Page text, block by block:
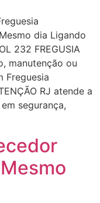
dia Ligando
232 FREGUSIA
manutenção ou
Freguesia
RJ atende a
segurança,